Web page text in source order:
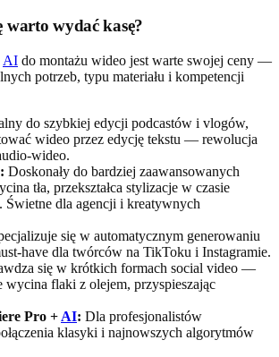
warto wydać kasę?
AI do montażu wideo jest warte swojej ceny —
potrzeb, typu materiału i kompetencji
do szybkiej edycji podcastów i vlogów,
wideo przez edycję tekstu — rewolucja
wideo.
Doskonały do bardziej zaawansowanych
tła, przekształca stylizacje w czasie
Świetne dla agencji i kreatywnych
się w automatycznym generowaniu
have dla twórców na TikToku i Instagramie.
się w krótkich formach social video —
wycina flaki z olejem, przyspieszając
Pro + AI: Dla profesjonalistów
klasyki i najnowszych algorytmów